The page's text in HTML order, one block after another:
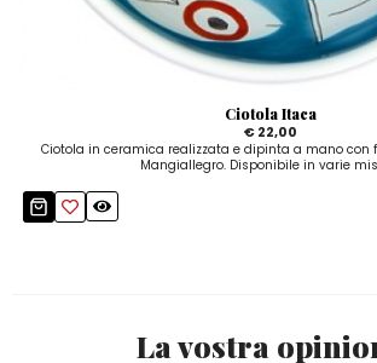
Ciotola Itaca
€ 22,00
Ciotola in ceramica realizzata e dipinta a mano con
Mangiallegro. Disponibile in varie
La vostra